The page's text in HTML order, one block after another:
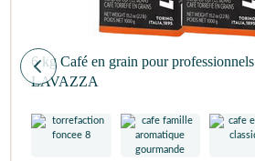
6 kg Café en grain pour
LAVAZZA